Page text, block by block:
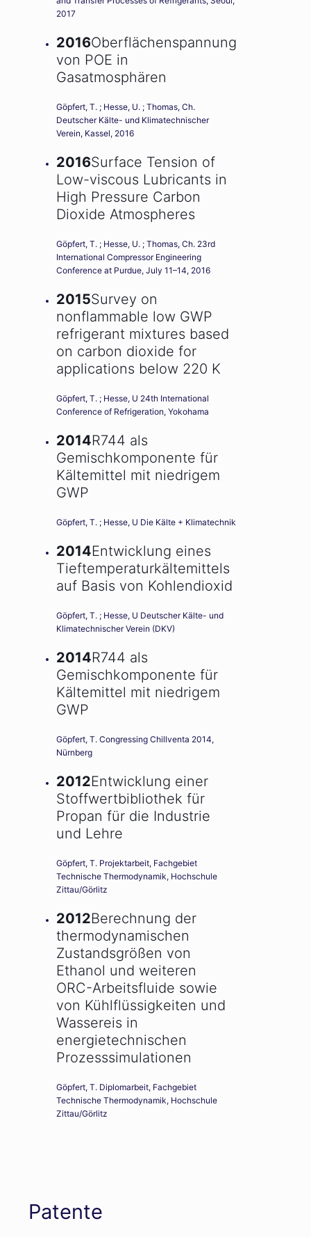
2017
2016Oberflächenspannung
von POE in
Gasatmosphären
Göpfert, T. ; Hesse, U. ; Thomas, Ch.
Deutscher Kälte- und Klimatechnischer
Verein, Kassel, 2016
2016Surface Tension of
Low-viscous Lubricants in
High Pressure Carbon
Dioxide Atmospheres
Göpfert, T. ; Hesse, U. ; Thomas, Ch. 23rd
International Compressor Engineering
Conference at Purdue, July 11–14, 2016
2015Survey on
nonflammable low GWP
refrigerant mixtures based
on carbon dioxide for
applications below 220 K
Göpfert, T. ; Hesse, U 24th International
Conference of Refrigeration, Yokohama
2014R744 als
Gemischkomponente für
Kältemittel mit niedrigem
GWP
Göpfert, T. ; Hesse, U Die Kälte + Klimatechnik
2014Entwicklung eines
Tieftemperaturkältemittels
auf Basis von Kohlendioxid
Göpfert, T. ; Hesse, U Deutscher Kälte- und
Klimatechnischer Verein (DKV)
2014R744 als
Gemischkomponente für
Kältemittel mit niedrigem
GWP
Göpfert, T. Congressing Chillventa 2014,
Nürnberg
2012Entwicklung einer
Stoffwertbibliothek für
Propan für die Industrie
und Lehre
Göpfert, T. Projektarbeit, Fachgebiet
Technische Thermodynamik, Hochschule
Zittau/Görlitz
2012Berechnung der
thermodynamischen
Zustandsgrößen von
Ethanol und weiteren
ORC-Arbeitsfluide sowie
von Kühlflüssigkeiten und
Wassereis in
energietechnischen
Prozesssimulationen
Göpfert, T. Diplomarbeit, Fachgebiet
Technische Thermodynamik, Hochschule
Zittau/Görlitz
Patente